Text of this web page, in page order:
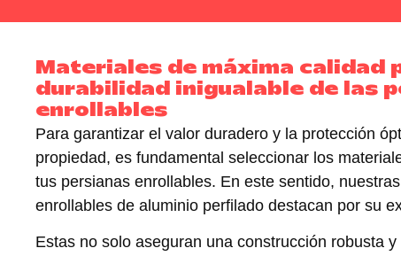
Materiales de máxima calidad
durabilidad inigualable de las
enrollables
Para garantizar el valor duradero y la protección
propiedad, es fundamental seleccionar los
tus persianas enrollables. En este sentido,
enrollables de aluminio perfilado destacan por su
Estas no solo aseguran unaconstrucción robusta y